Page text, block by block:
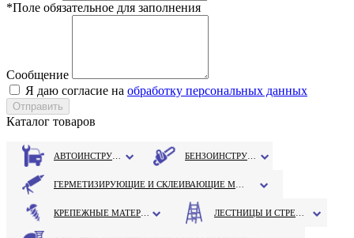
*Поле обязательное для заполнения
Сообщение
Я даю согласие на обработку персональных данных
Каталог товаров